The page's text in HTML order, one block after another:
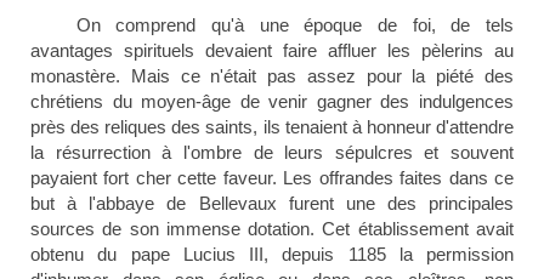
On comprend qu'à une époque de foi, de tels
avantages spirituels devaient faire affluer les pèlerins au
monastère. Mais ce n'était pas assez pour la piété des
chrétiens du moyen-âge de venir gagner des indulgences
près des reliques des saints, ils tenaient à honneur d'attendre
la résurrection à l'ombre de leurs sépulcres et souvent
payaient fort cher cette faveur. Les offrandes faites dans ce
but à l'abbaye de Bellevaux furent une des principales
sources de son immense dotation. Cet établissement avait
obtenu du pape Lucius III, depuis 1185 la permission